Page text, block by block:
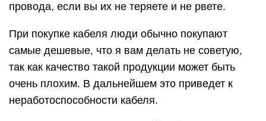
провода, если вы их не теряете и не рвете.
При покупке кабеля люди обычно покупают
самые дешевые, что я вам делать не советую,
так как качество такой продукции может быть
очень плохим. В дальнейшем это приведет к
неработоспособности кабеля.